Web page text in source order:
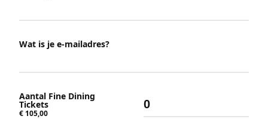
Wat is je e-mailadres?
Aantal Fine Dining
Tickets
€ 105,00